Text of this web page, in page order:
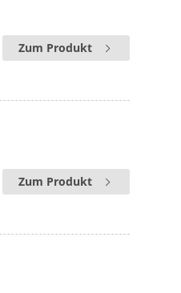
Zum Produkt
Zum Produkt